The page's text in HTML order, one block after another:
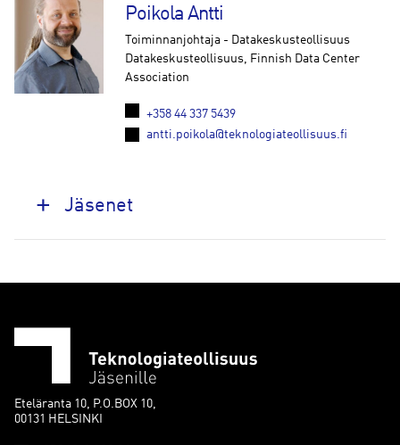
Poikola Antti
Toiminnanjohtaja - Datakeskusteollisuus
Datakeskusteollisuus, Finnish Data Center
Association
+358 44 337 5439
antti.poikola@teknologiateollisuus.fi
Jäsenet
Eteläranta 10, P.O.BOX 10,
00131 HELSINKI